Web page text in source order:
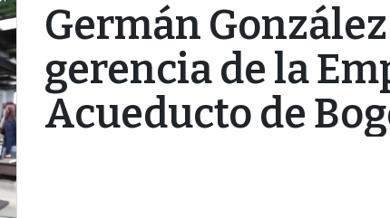
Germán
gerencia de la
Acueducto de